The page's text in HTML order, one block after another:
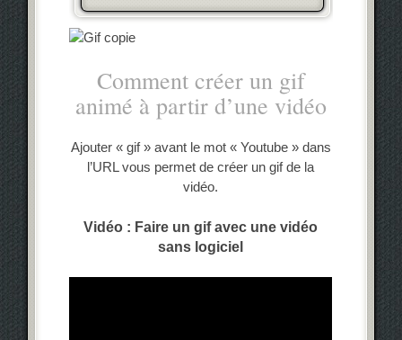
Comment créer un gif
animé à partir d’une vidéo
Ajouter « gif » avant le mot « Youtube » dans
l’URL vous permet de créer un gif de la
vidéo.
Vidéo : Faire un gif avec une vidéo
sans logiciel